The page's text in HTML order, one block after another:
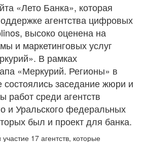
«Лето Банка», которая
агентства цифровых
высоко оценена на
и маркетинговых услуг
В рамках
«Меркурий. Регионы» в
состоялись заседание жюри и
работ среди агентств
и Уральского федеральных
был и проект для банка.
17 агентств, которые